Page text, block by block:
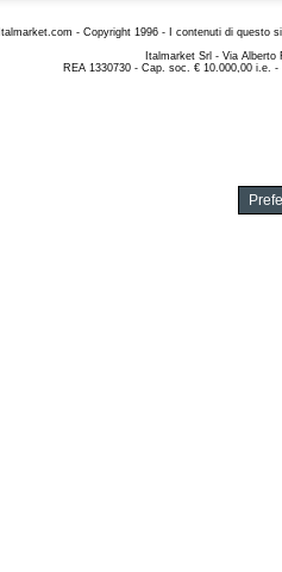
Italmarket.com - Copyright 1996 - I contenuti di questo
Italmarket Srl - Via
REA 1330730 - Cap. soc. € 10.000,00 i.e.